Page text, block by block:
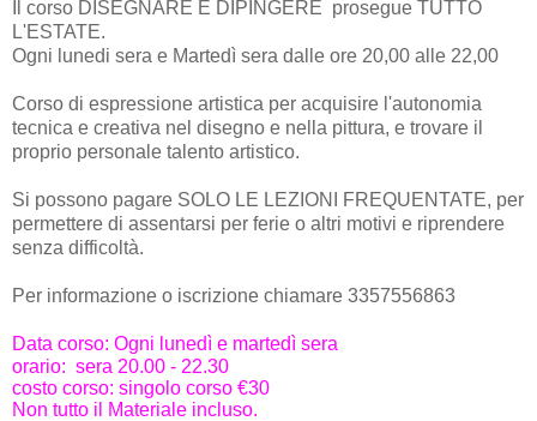
Il corso DISEGNARE E DIPINGERE prosegue TUTTO
L'ESTATE.
Ogni lunedi sera e Martedì sera dalle ore 20,00 alle 22,00
Corso di espressione artistica per acquisire l'autonomia
tecnica e creativa nel disegno e nella pittura, e trovare il
proprio personale talento artistico.
Si possono pagare SOLO LE LEZIONI FREQUENTATE, per
permettere di assentarsi per ferie o altri motivi e riprendere
senza difficoltà.
Per informazione o iscrizione chiamare 3357556863
Data corso: Ogni lunedì e martedì sera
orario: sera 20.00 - 22.30
costo corso: singolo corso €30
Non tutto il Materiale incluso.